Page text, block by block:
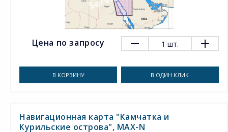
Цена по запросу 1 шт.
В КОРЗИНУ В ОДИН КЛИК
Навигационная карта "Камчатка и
Курильские острова", MAX-N